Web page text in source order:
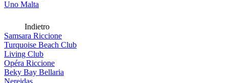
Uno Malta
Indietro
Samsara Riccione
Turquoise Beach Club
Living Club
Opéra Riccione
Beky Bay Bellaria
Nereidas